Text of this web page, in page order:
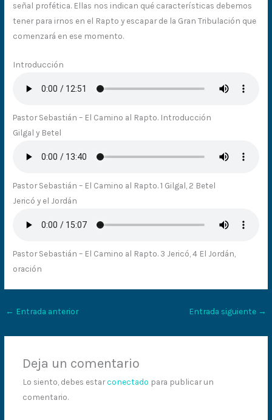
señal profética. Ellas nos indican qué características debemos
tener para irnos en el Rapto y escapar de la Gran Tribulación que
comenzará en ese momento.
Introducción
Pastor Sebastián – El Camino al Rapto. Introducción
Gilgal y Betel
Pastor Sebastián – El Camino al Rapto. 1 Gilgal, 2 Betel
Jericó y el Jordán
Pastor Sebastián – El Camino al Rapto. 3 Jericó, 4 El Jordán,
oración
← Entrada anterior Entrada siguiente →
Deja un comentario
Lo siento, debes estarconectado para publicar un
comentario.